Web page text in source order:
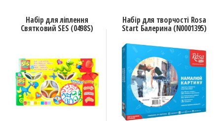
Набір для ліплення
Святковий SES (0498S)
Набір для творчості Rosa
Start Балерина (N0001395)